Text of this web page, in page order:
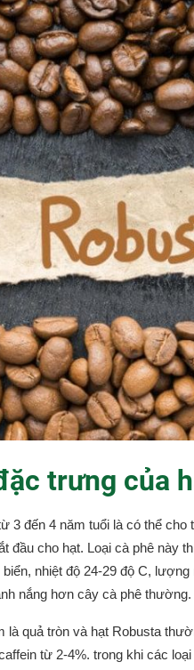
trưng của
3 đến 4 năm tuổi là có thể
đầu cho hạt. Loại cà phê này
nhiệt độ 24-29 độ C,
nắng hơn cây cà phê thường.
là quả tròn và hạt Robusta
từ 2-4%. trong khi các